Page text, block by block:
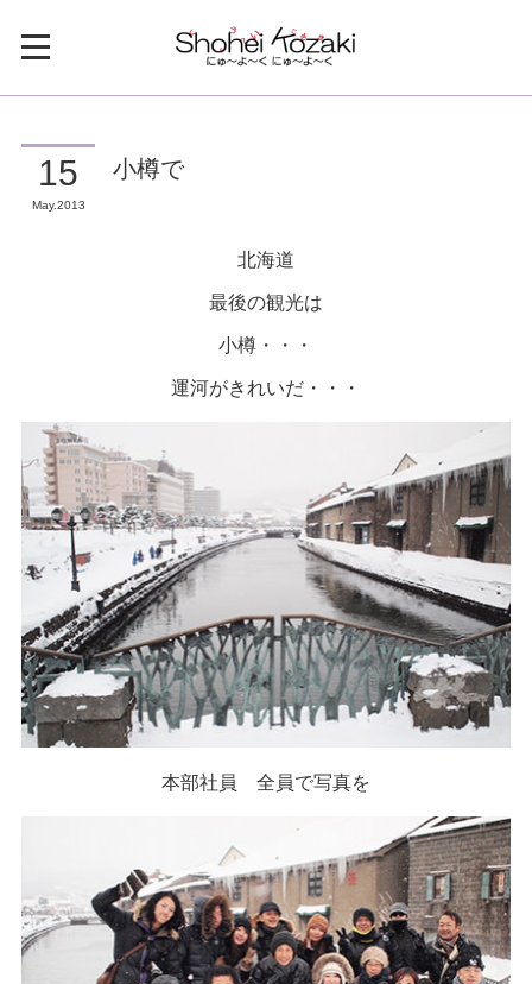
15
May 2013
小樽で
北海道
最後の観光は
小樽・・・
運河がきれいだ・・・
本部社員 全員で写真を